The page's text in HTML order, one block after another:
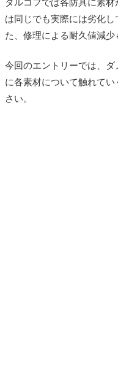
タルコフでは各防具に素
は同じでも実際には劣化
た、修理による耐久値減少
今回のエントリーでは、
に各素材について触れて
さい。